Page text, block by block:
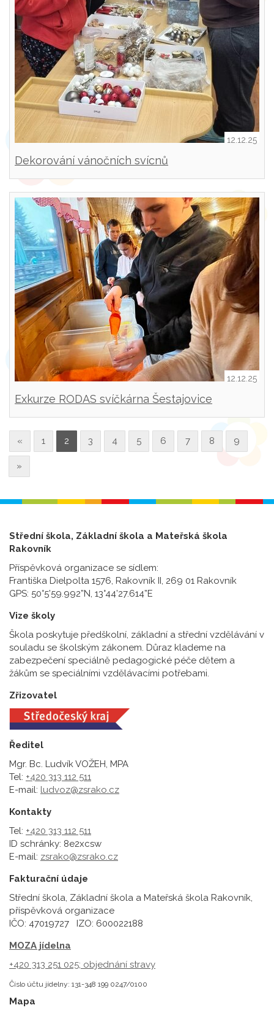
12.12.25
Dekorování vánočních svícnů
12.12.25
Exkurze RODAS svíčkárna Šestajovice
« 1 2 3 4 5 6 7 8 9
»
Střední škola, Základní škola a Mateřská škola
Rakovník
Příspěvková organizace se sídlem:
Františka Dielpolta 1576, Rakovník II, 269 01 Rakovník
GPS: 50°5’59.992”N, 13°44’27.614”E
Vize školy
Škola poskytuje předškolní, základní a střední vzdělávání v
souladu se školským zákonem. Důraz klademe na
zabezpečení speciálně pedagogické péče dětem a
žákům se speciálními vzdělávacími potřebami.
Zřizovatel
Ředitel
Mgr. Bc. Ludvík VOŽEH, MPA
Tel: +420 313 112 511
E-mail: ludvoz@zsrako.cz
Kontakty
Tel: +420 313 112 511
ID schránky: 8e2xcsw
E-mail: zsrako@zsrako.cz
Fakturační údaje
Střední škola, Základní škola a Mateřská škola Rakovník,
příspěvková organizace
IČO: 47019727 IZO: 600022188
MOZA jídelna
+420 313 251 025; objednání stravy
Číslo účtu jídelny: 131-348 199 0247/0100
Mapa